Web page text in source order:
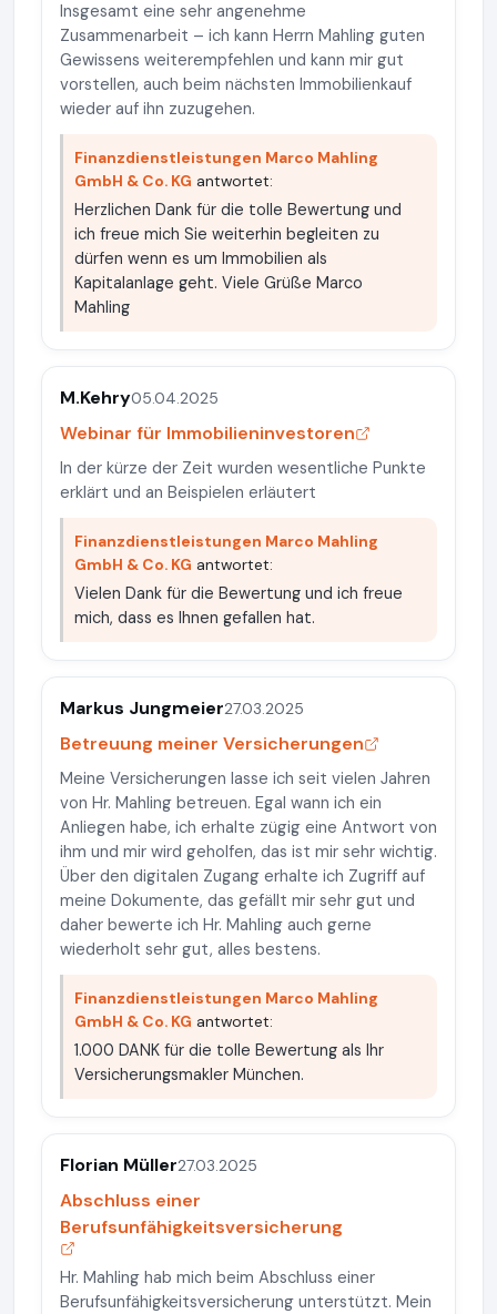
Insgesamt eine sehr angenehme
Zusammenarbeit – ich kann Herrn Mahling guten
Gewissens weiterempfehlen und kann mir gut
vorstellen, auch beim nächsten Immobilienkauf
wieder auf ihn zuzugehen.
Finanzdienstleistungen Marco Mahling
GmbH & Co. KG antwortet:
Herzlichen Dank für die tolle Bewertung und
ich freue mich Sie weiterhin begleiten zu
dürfen wenn es um Immobilien als
Kapitalanlage geht. Viele Grüße Marco
Mahling
M.Kehry05.04.2025
Webinar für Immobilieninvestoren
In der kürze der Zeit wurden wesentliche Punkte
erklärt und an Beispielen erläutert
Finanzdienstleistungen Marco Mahling
GmbH & Co. KG antwortet:
Vielen Dank für die Bewertung und ich freue
mich, dass es Ihnen gefallen hat.
Markus Jungmeier27.03.2025
Betreuung meiner Versicherungen
Meine Versicherungen lasse ich seit vielen Jahren
von Hr. Mahling betreuen. Egal wann ich ein
Anliegen habe, ich erhalte zügig eine Antwort von
ihm und mir wird geholfen, das ist mir sehr wichtig.
Über den digitalen Zugang erhalte ich Zugriff auf
meine Dokumente, das gefällt mir sehr gut und
daher bewerte ich Hr. Mahling auch gerne
wiederholt sehr gut, alles bestens.
Finanzdienstleistungen Marco Mahling
GmbH & Co. KG antwortet:
1.000 DANK für die tolle Bewertung als Ihr
Versicherungsmakler München.
Florian Müller27.03.2025
Abschluss einer
Berufsunfähigkeitsversicherung
Hr. Mahling hab mich beim Abschluss einer
Berufsunfähigkeitsversicherung unterstützt. Mein